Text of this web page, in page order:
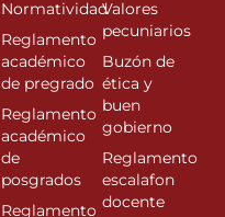
Normatividad
Reglamento
académico
de pregrado
Reglamento
académico
de
posgrados
Reglamento
Valores
pecuniarios
Buzón de
ética y
buen
gobierno
Reglamento
escalafon
docente